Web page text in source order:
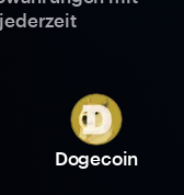
Dogecoin